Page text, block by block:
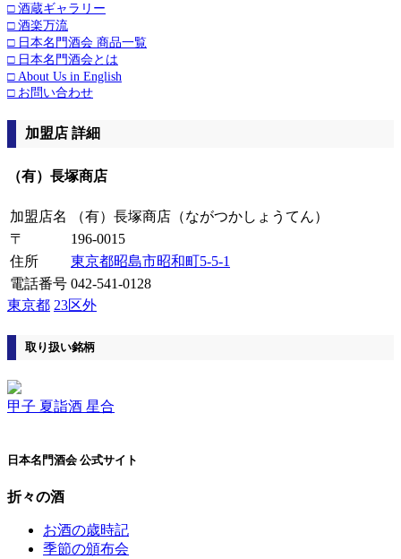
□ 酒蔵ギャラリー
□ 酒楽万流
□ 日本名門酒会 商品一覧
□ 日本名門酒会とは
□ About Us in English
□ お問い合わせ
加盟店 詳細
（有）長塚商店
加盟店名 （有）長塚商店 （ながつかしょうてん）
〒
196-0015
住所
東京都昭島市昭和町5-5-1
電話番号 042-541-0128
東京都 23区外
取り扱い銘柄
甲子 夏詣酒 星合
日本名門酒会 公式サイト
折々の酒
お酒の歳時記
季節の頒布会